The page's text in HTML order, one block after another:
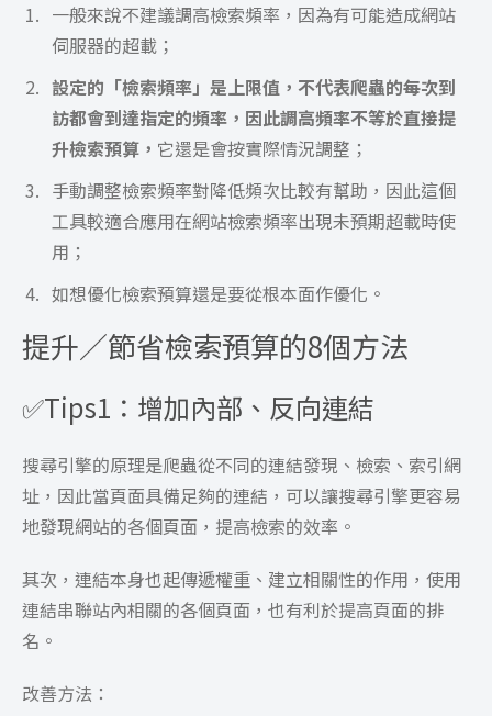
一般來說不建議調高檢索頻率，因為有可能造成網站
伺服器的超載；
設定的「檢索頻率」是上限值，不代表爬蟲的每次到
訪都會到達指定的頻率，因此調高頻率不等於直接提
升檢索預算， 它還是會按實際情況調整；
手動調整檢索頻率對降低頻次比較有幫助，因此這個
工具較適合應用在網站檢索頻率出現未預期超載時使
用；
如想優化檢索預算還是要從根本面作優化。
提升／節省檢索預算的8個方法
✅Tips1：增加內部、反向連結
搜尋引擎的原理是爬蟲從不同的連結發現、檢索、索引網
址，因此當頁面具備足夠的連結，可以讓搜尋引擎更容易
地發現網站的各個頁面，提高檢索的效率。
其次，連結本身也起傳遞權重、建立相關性的作用，使用
連結串聯站內相關的各個頁面，也有利於提高頁面的排
名。
改善方法：